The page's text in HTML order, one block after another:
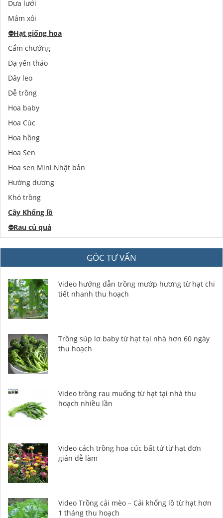
Dưa lưới
Mâm xôi
⛔️Hạt giống hoa
Cẩm chướng
Dạ yến thảo
Dây leo
Dễ trồng
Hoa baby
Hoa Cúc
Hoa hồng
Hoa Sen
Hoa sen Mini Nhật bản
Hướng dương
Khó trồng
Cây Khổng lồ
⛔️Rau củ quả
GÓC TƯ VẤN
Video hướng dẫn trồng mướp hương từ hạt chi
tiết nhanh thu hoạch
Trồng súp lơ baby từ hạt tại nhà hơn 60 ngày
thu hoạch
Video trồng rau muống từ hạt tại nhà thu
hoạch nhiều lần
Video cách trồng hoa cúc bất tử từ hạt đơn
giản dễ làm
Video Trồng cải mèo – Cải khổng lồ từ hạt hơn
1 tháng thu hoạch